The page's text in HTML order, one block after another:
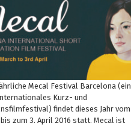
Mecal Festival Barcelona (ein
Kurz- und
findet dieses Jahr vom
zum 3. April 2016 statt. Mecal ist